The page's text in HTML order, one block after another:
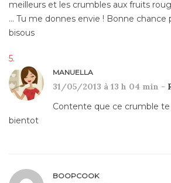
meilleurs et les crumbles aux fruits
… Tu me donnes envie ! Bonne chance
bisous
MANUELLA
31/05/2013 à 13 h 04 min -
Contente que ce crumble te
bientot
BOOPCOOK